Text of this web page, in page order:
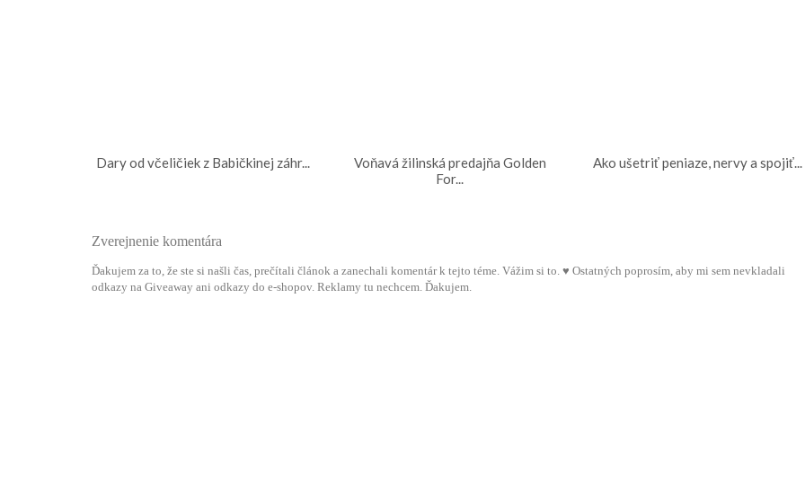
Dary od včeličiek z Babičkinej záhr...
Voňavá žilinská predajňa Golden
For...
Ako ušetriť peniaze, nervy a spojiť...
Zverejnenie komentára
Ďakujem za to, že ste si našli čas, prečítali článok a zanechali komentár k tejto téme. Vážim si to. ♥ Ostatných poprosím, aby mi sem nevkladali
odkazy na Giveaway ani odkazy do e-shopov. Reklamy tu nechcem. Ďakujem.